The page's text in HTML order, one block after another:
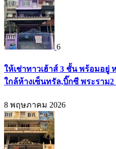
6
ให้เช่าทาวเฮ้าส์ 3 ชั้น พร้อมอยู่
ใกล้ห้างเซ็นทรัล,บิ๊กซี พระราม2
8 พฤษภาคม 2026